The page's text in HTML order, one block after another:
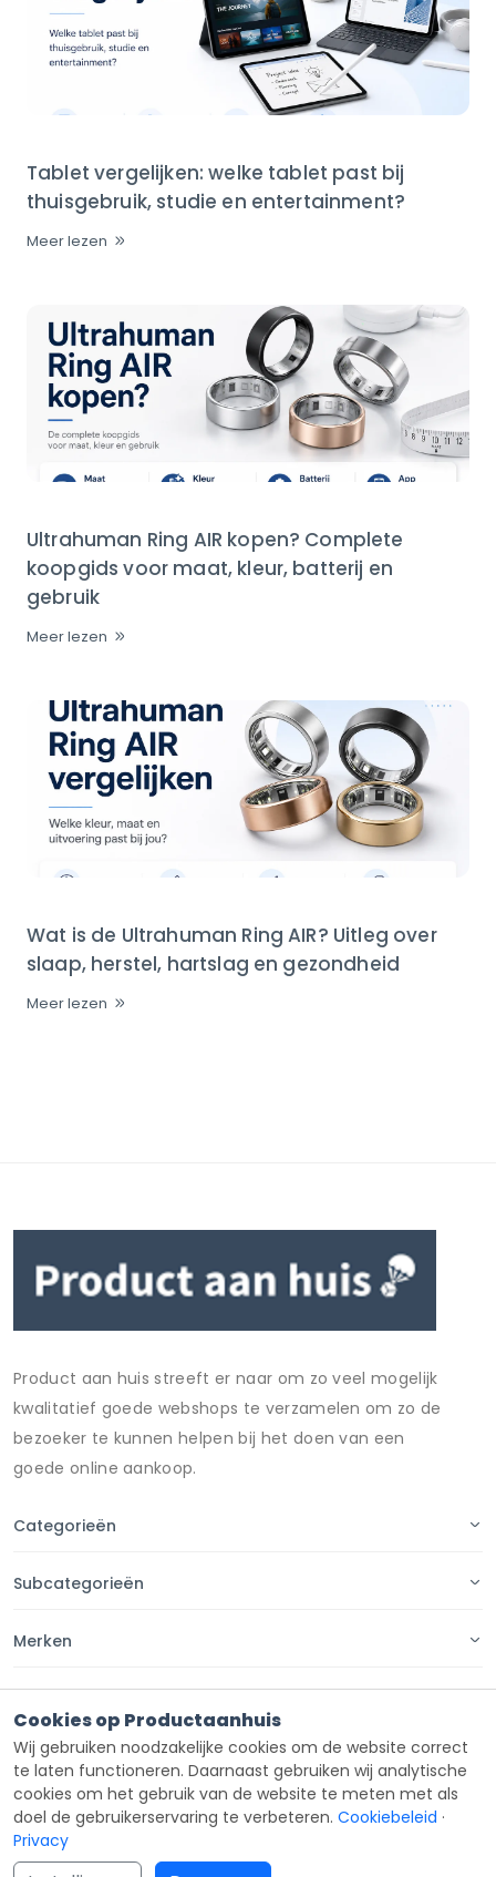
Tablet vergelijken: welke tablet past bij
thuisgebruik, studie en entertainment?
Meer lezen
Ultrahuman Ring AIR kopen? Complete
koopgids voor maat, kleur, batterij en
gebruik
Meer lezen
Wat is de Ultrahuman Ring AIR? Uitleg over
slaap, herstel, hartslag en gezondheid
Meer lezen
Product aan huis streeft er naar om zo veel mogelijk
kwalitatief goede webshops te verzamelen om zo de
bezoeker te kunnen helpen bij het doen van een
goede online aankoop.
Categorieën
Subcategorieën
Merken
Contact
Cookies op Productaanhuis
Wij gebruiken noodzakelijke cookies om de website correct
te laten functioneren. Daarnaast gebruiken wij analytische
cookies om het gebruik van de website te meten met als
doel de gebruikerservaring te verbeteren. Cookiebeleid ·
Privacy